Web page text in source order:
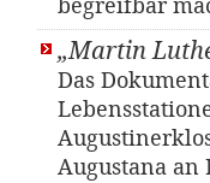
begreifbar
„Martin
Das
Augustana an